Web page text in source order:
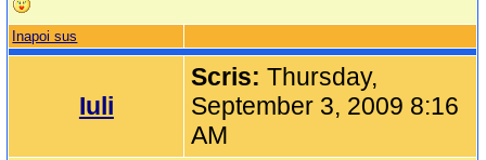
Inapoi sus
Iuli
Scris:Thursday,
September 3, 2009 8:16
AM